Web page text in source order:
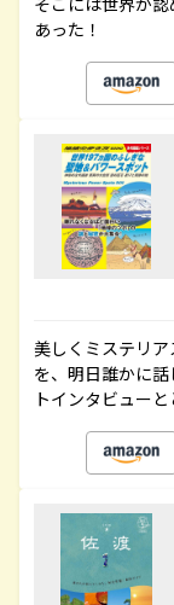
あった！
美しくミステリ
を、明日誰かに
トインタビューと